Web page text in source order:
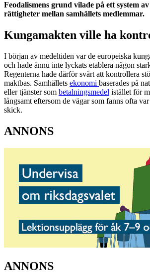
Feodalismens grund vilade på ett system
rättigheter mellan samhällets medlemmar.
Kungamakten ville ha
I början av medeltiden var de europeiska
och hade ännu inte lyckats etablera någon
Regenterna hade därför svårt att kontrollera
maktbas. Samhällets ekonomi baserades på
eller tjänster som betalningsmedel istället för
långsamt eftersom de vägar som fanns ofta
skick.
ANNONS
ANNONS